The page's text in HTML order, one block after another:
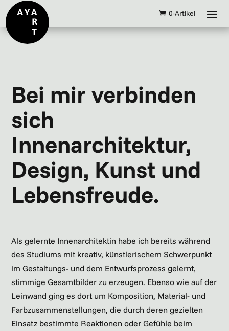
0-Artikel
Bei mir verbinden
sich
Innenarchitektur,
Design, Kunst und
Lebensfreude.
Als gelernte Innenarchitektin habe ich bereits während
des Studiums mit kreativ, künstlerischem Schwerpunkt
im Gestaltungs- und dem Entwurfsprozess gelernt,
stimmige Gesamtbilder zu erzeugen. Ebenso wie auf der
Leinwand ging es dort um Komposition, Material- und
Farbzusammenstellungen, die durch deren gezielten
Einsatz bestimmte Reaktionen oder Gefühle beim